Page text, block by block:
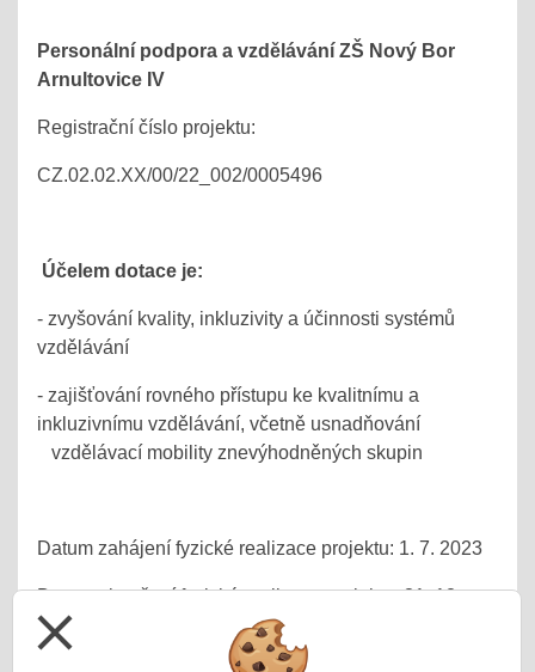
Personální podpora a vzdělávání ZŠ Nový Bor
Arnultovice IV
Registrační číslo projektu:
CZ.02.02.XX/00/22_002/0005496
Účelem dotace je:
- zvyšování kvality, inkluzivity a účinnosti systémů
vzdělávání
- zajišťování rovného přístupu ke kvalitnímu a
inkluzivnímu vzdělávání, včetně usnadňování
vzdělávací mobility znevýhodněných skupin
Datum zahájení fyzické realizace projektu: 1. 7. 2023
Datum ukončení fyzické realizace projektu: 31. 12.
2025
close